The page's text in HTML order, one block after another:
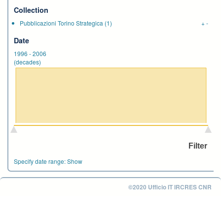
Collection
Pubblicazioni Torino Strategica (1) +-
Date
1996 -2006
(decades)
Specify date range:Show
©2020 Ufficio IT IRCRES CNR